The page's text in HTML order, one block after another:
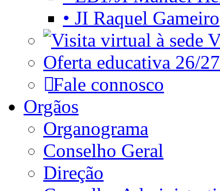
• JI Raquel Gameiro
Oferta educativa 26/27
Fale connosco
Orgãos
Organograma
Conselho Geral
Direção